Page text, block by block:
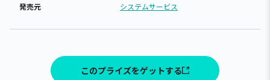
発売元 システムサービス
このプライズをゲットする